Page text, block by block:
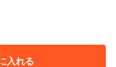
入れる